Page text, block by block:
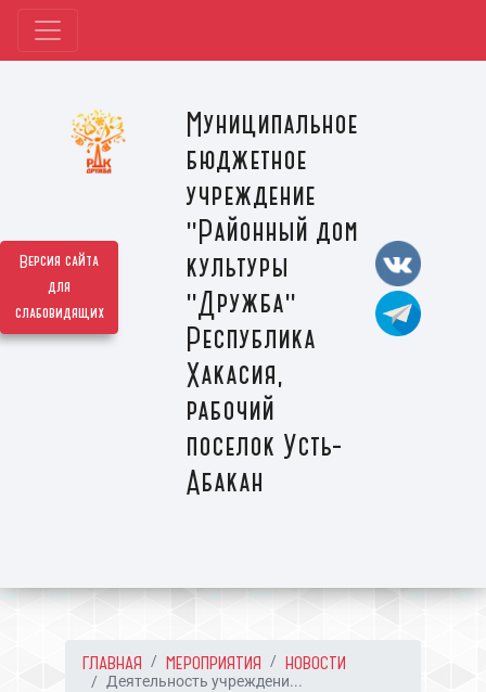
Версия сайта
для
слабовидящих
Муниципальное
бюджетное
учреждение
"Районный дом
культуры
"Дружба"
Республика
Хакасия,
рабочий
поселок Усть-
Абакан
ГЛАВНАЯ МЕРОПРИЯТИЯ НОВОСТИ
Деятельность учреждени...